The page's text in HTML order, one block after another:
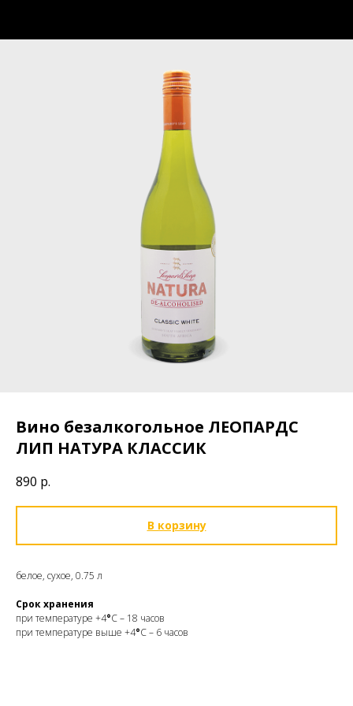
Вино безалкогольное ЛЕОПАРДС
ЛИП НАТУРА КЛАССИК
890 р.
В корзину
белое, сухое, 0.75 л
Срок хранения
при температуре +4°С – 18 часов
при температуре выше +4°С – 6 часов